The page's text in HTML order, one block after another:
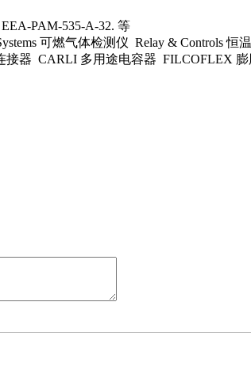
PAM-535-A-32. 等
可燃气体检测仪 Relay & Controls
接器 CARLI 多用途电容器 FILCOFLEX